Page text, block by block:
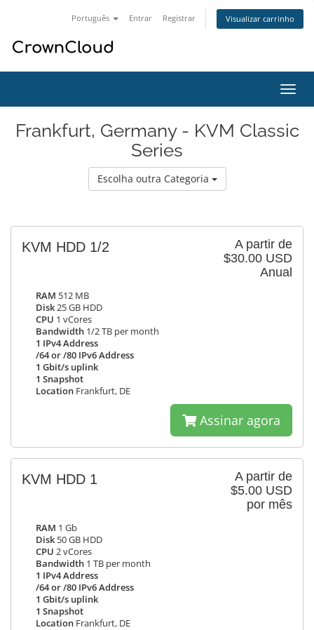
Português Entrar Registrar Visualizar carrinho
Frankfurt, Germany - KVM Classic
Series
Escolha outra Categoria
A partir de
$30.00 USD
Anual
KVM HDD 1/2
RAM 512 MB
Disk25 GB HDD
CPU 1 vCores
Bandwidth 1/2 TB per month
1 IPv4 Address
/64 or /80 IPv6 Address
1 Gbit/s uplink
1 Snapshot
Location Frankfurt, DE
Assinar agora
A partir de
$5.00 USD
por mês
KVM HDD 1
RAM 1 Gb
Disk 50 GB HDD
CPU 2 vCores
Bandwidth 1 TB per month
1 IPv4 Address
/64 or /80 IPv6 Address
1 Gbit/s uplink
1 Snapshot
Location Frankfurt, DE